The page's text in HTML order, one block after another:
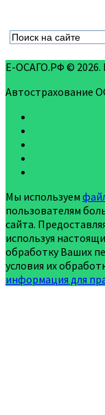
Е-ОСАГО.РФ © 2026.
Автострахование
Мы используем
пользователям
сайта.
используя
обработку Ваших
условия их
информация для